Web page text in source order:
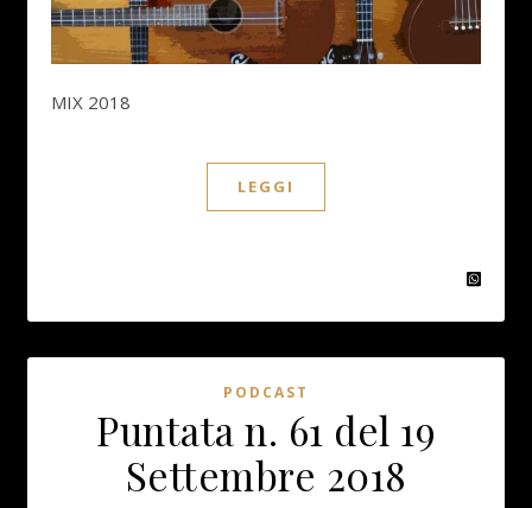
MIX 2018
LEGGI
PODCAST
Puntata n. 61 del 19
Settembre 2018